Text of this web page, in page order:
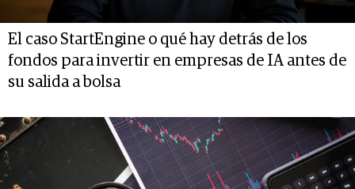
El caso StartEngine o qué hay detrás de los
fondos para invertir en empresas de IA antes de
su salida a bolsa